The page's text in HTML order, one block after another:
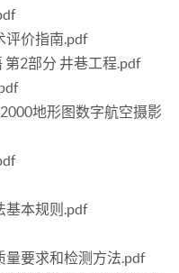
评价指南.pdf
第2部分 井巷工程.pdf
地形图数字航空摄影
基本规则.pdf
量要求和检测方法.pdf